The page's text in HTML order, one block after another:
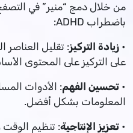
من خلال دمج “منير” في
باضطراب ADHD:
• زيادة التركيز: تقليل العناصر
على التركيز على المحتوى
• تحسين الفهم: الأدوات
المعلومات بشكل أفضل.
• تعزيز الإنتاجية: تنظيم الوقت